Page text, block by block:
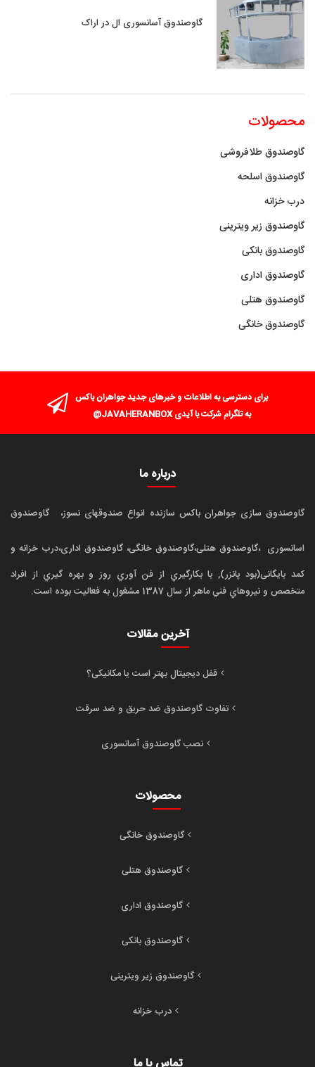
گاوصندوق آسانسوری ال در اراک
محصولات
گاوصندوق طلافروشی
گاوصندوق اسلحه
درب خزانه
گاوصندوق زیر ویترینی
گاوصندوق بانکی
گاوصندوق اداری
گاوصندوق هتلی
گاوصندوق خانگی
برای دسترسی به اطلاعات و خبرهای جدید جواهران باکس
به تلگرام شرکت با آیدی JAVAHERANBOX@
درباره ما
گاوصندوق سازی جواهران باکس سازنده انواع صندوقهای نسوز، گاوصندوق
اسانسوری ،گاوصندوق هتلی،گاوصندوق خانگی، گاوصندوق اداری،درب خزانه و
کمد بایگانی(بود پانزر), با بکارگيري از فن آوري روز و بهره گيري از افراد
متخصص و نيروهاي فني ماهر از سال 1387 مشغول به فعاليت بوده است.
آخرین مقالات
قفل دیجیتال بهتر است یا مکانیکی؟
تفاوت گاوصندوق ضد حریق و ضد سرقت
نصب گاوصندوق آسانسوری
محصولات
گاوصندوق خانگی
گاوصندوق هتلی
گاوصندوق اداری
گاوصندوق بانکی
گاوصندوق زیر ویترینی
درب خزانه